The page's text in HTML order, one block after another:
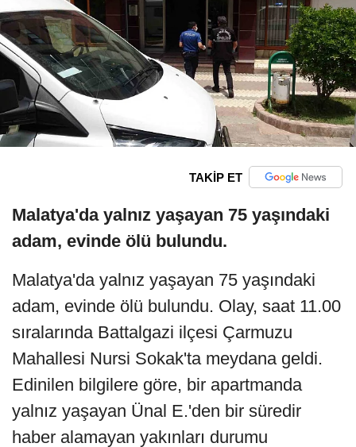
TAKİP ET
Malatya'da yalnız yaşayan 75 yaşındaki
adam, evinde ölü bulundu.
Malatya'da yalnız yaşayan 75 yaşındaki
adam, evinde ölü bulundu. Olay, saat 11.00
sıralarında Battalgazi ilçesi Çarmuzu
Mahallesi Nursi Sokak'ta meydana geldi.
Edinilen bilgilere göre, bir apartmanda
yalnız yaşayan Ünal E.'den bir süredir
haber alamayan yakınları durumu